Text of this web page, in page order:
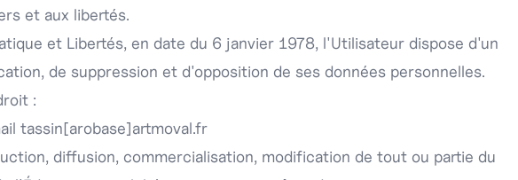
et aux libertés.
et Libertés, en date du 6 janvier 1978, l'Utilisateur dispose d'un
de suppression et d'opposition de ses données personnelles.
:
tassin[arobase]artmoval.fr
diffusion, commercialisation, modification de tout ou partie du